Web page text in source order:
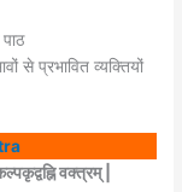
से प्रभावित व्यक्तियों
वक्त्रम् |